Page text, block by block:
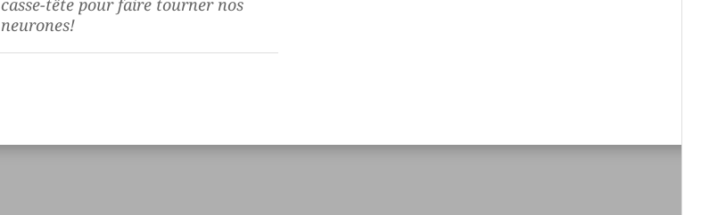
casse-tête pour faire tourner nos
neurones!